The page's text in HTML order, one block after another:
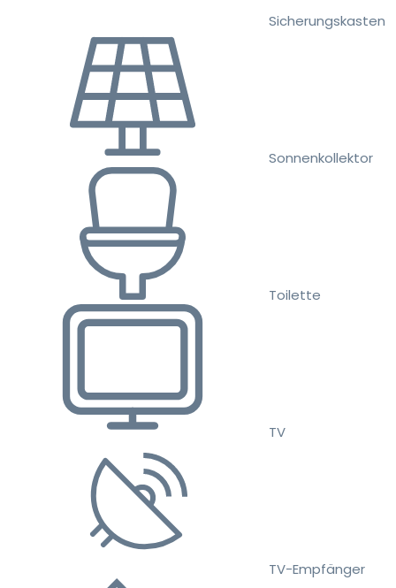
Sicherungskasten
Sonnenkollektor
Toilette
TV
TV-Empfänger